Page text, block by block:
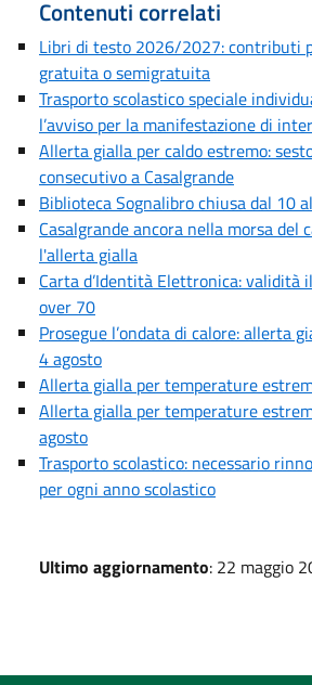
Contenuti correlati
Libri di testo 2026/2027: contributi
gratuita o semigratuita
Trasporto scolastico speciale
l’avviso per la manifestazione di
Allerta gialla per caldo estremo:
consecutivo a Casalgrande
Biblioteca Sognalibro chiusa dal 10
Casalgrande ancora nella morsa del
l'allerta gialla
Carta d’Identità Elettronica: validità
over 70
Prosegue l’ondata di calore: allerta
4 agosto
Allerta gialla per temperature
Allerta gialla per temperature
agosto
Trasporto scolastico: necessario
per ogni anno scolastico
Ultimo aggiornamento: 22 maggio